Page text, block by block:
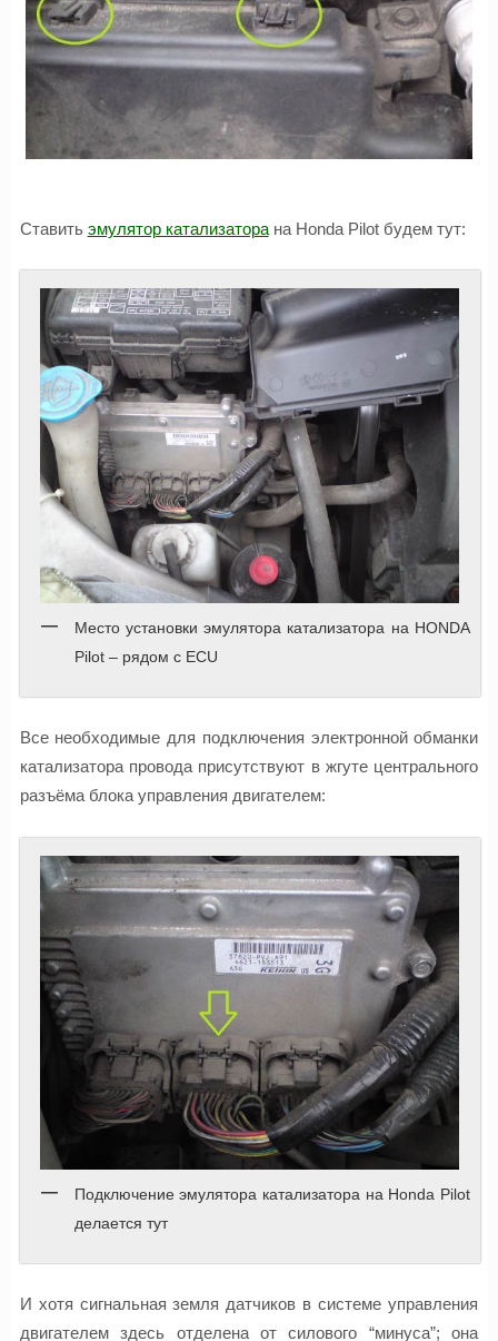
Ставить эмулятор катализаторана Honda Pilot будем тут:
Место установки эмулятора катализатора на HONDA
Pilot – рядом с ECU
Все необходимые для подключения электронной обманки
катализатора провода присутствуют в жгуте центрального
разъёма блока управления двигателем:
Подключение эмулятора катализатора на Honda Pilot
делается тут
И хотя сигнальная земля датчиков в системе управления
двигателем здесь отделена от силового “минуса”; она